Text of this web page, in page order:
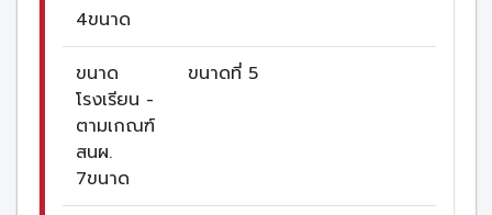
4ขนาด
ขนาด
โรงเรียน -
ตามเกณฑ์
สนผ.
7ขนาด
ขนาดที่ 5